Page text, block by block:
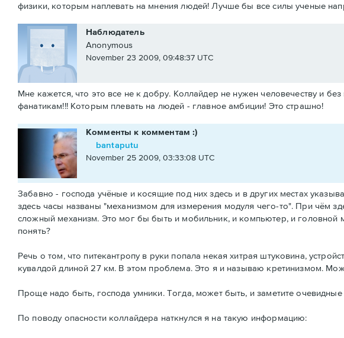
физики, которым наплевать на мнения людей! Лучше бы все силы ученые
Наблюдатель
Anonymous
November 23 2009, 09:48:37 UTC
Мне кажется, что это все не к добру. Коллайдер не нужен человечеству и
фанатикам!!! Которым плевать на людей - главное амбиции! Это страшно!
Комменты к комментам :)
bantaputu
November 25 2009, 03:33:08 UTC
Забавно - господа учёные и косящие под них здесь и в других местах
здесь часы названы "механизмом для измерения модуля чего-то". При чём
сложный механизм. Это мог бы быть и мобильник, и компьютер, и головной
понять?
Речь о том, что питекантропу в руки попала некая хитрая штуковина,
кувалдой длиной 27 км. В этом проблема. Это я и называю кретинизмом.
Проще надо быть, господа умники. Тогда, может быть, и заметите
По поводу опасности коллайдера наткнулся я на такую информацию: